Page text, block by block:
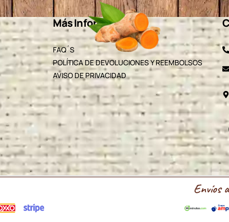
Más Información
FAQ´S
POLÍTICA DE DEVOLUCIONES Y REEMBOLSOS
AVISO DE PRIVACIDAD
Envíos